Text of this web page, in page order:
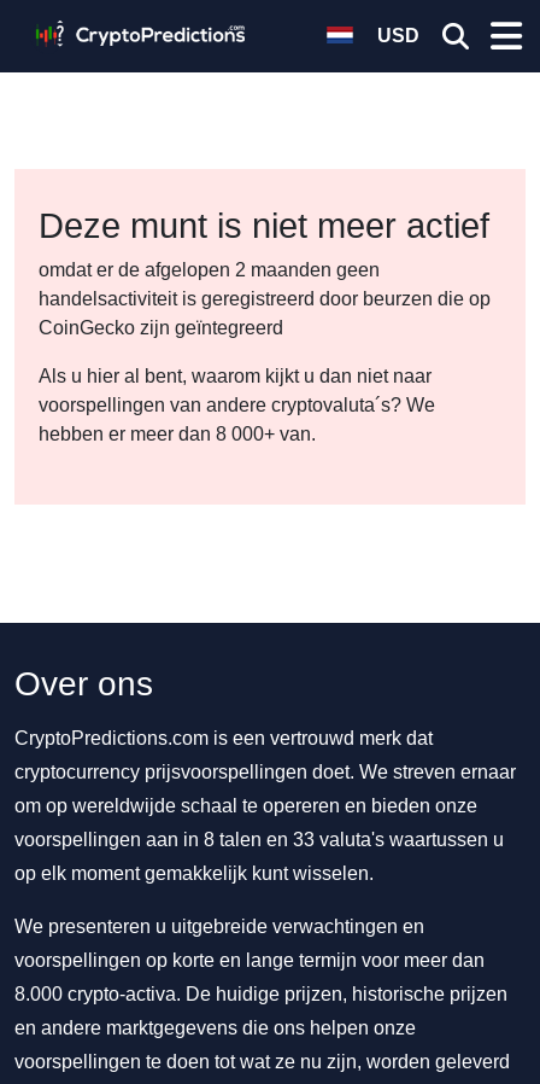
USD
Deze munt is niet meer actief
omdat er de afgelopen 2 maanden geen
handelsactiviteit is geregistreerd door beurzen die op
CoinGecko zijn geïntegreerd
Als u hier al bent, waarom kijkt u dan niet naar
voorspellingen van andere cryptovaluta´s? We
hebben er meer dan 8 000+ van.
Over ons
CryptoPredictions.com is een vertrouwd merk dat
cryptocurrency prijsvoorspellingen doet. We streven ernaar
om op wereldwijde schaal te opereren en bieden onze
voorspellingen aan in 8 talen en 33 valuta's waartussen u
op elk moment gemakkelijk kunt wisselen.
We presenteren u uitgebreide verwachtingen en
voorspellingen op korte en lange termijn voor meer dan
8.000 crypto-activa. De huidige prijzen, historische prijzen
en andere marktgegevens die ons helpen onze
voorspellingen te doen tot wat ze nu zijn, worden geleverd